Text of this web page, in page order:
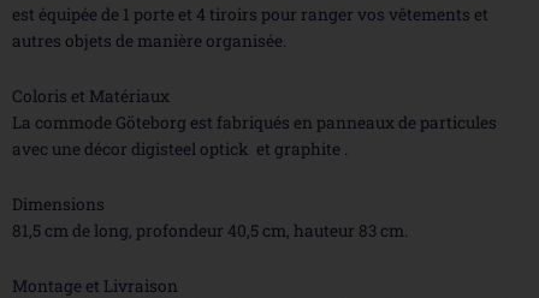
est équipée de 1 porte et 4 tiroirs pour ranger vos vêtements et
autres objets de manière organisée.
Coloris et Matériaux
La commode Göteborg est fabriqués en panneaux de particules
avec une décor digisteel optick et graphite .
Dimensions
81,5 cm de long, profondeur 40,5 cm, hauteur 83 cm.
Montage et Livraison